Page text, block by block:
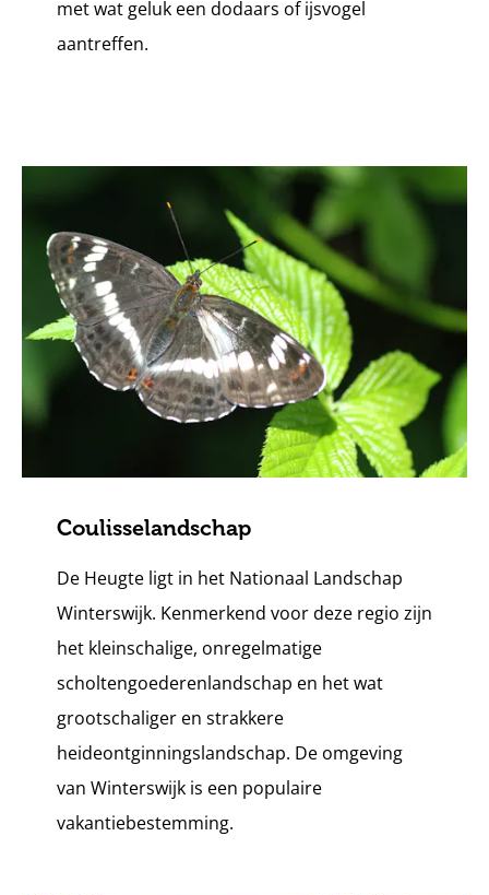
met wat geluk een dodaars of ijsvogel
aantreffen.
Coulisselandschap
De Heugte ligt in het Nationaal Landschap
Winterswijk. Kenmerkend voor deze regio zijn
het kleinschalige, onregelmatige
scholtengoederenlandschap en het wat
grootschaliger en strakkere
heideontginningslandschap. De omgeving
van Winterswijk is een populaire
vakantiebestemming.